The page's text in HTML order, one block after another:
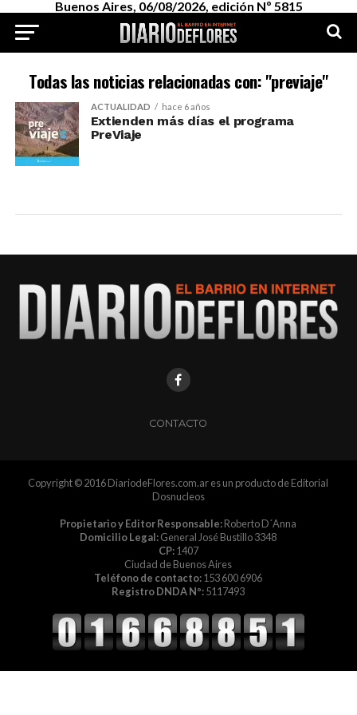
Buenos Aires, 06/08/2026, edición Nº 5815
Todas las noticias relacionadas con: "previaje"
ACTUALIDAD hace 6 años
Extienden más días el programa
PreViaje
CONTACTO
Copyright © 2016 DiariodeFlores.com.ar es un producto de Editorial
Dosnucleos
Propietario y Editor Responsable:Roberto D´Anna
Domicilio Legal:General José Bustillo 3348
CP:1407
Ciudad de Buenos Aires
Teléfono de contacto:153 600 6906
Registro DNDA Nº:5117493